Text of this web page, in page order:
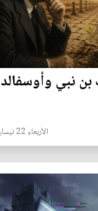
بن نبي وأوسفالد
الأربعاء 22 نيسان 2026